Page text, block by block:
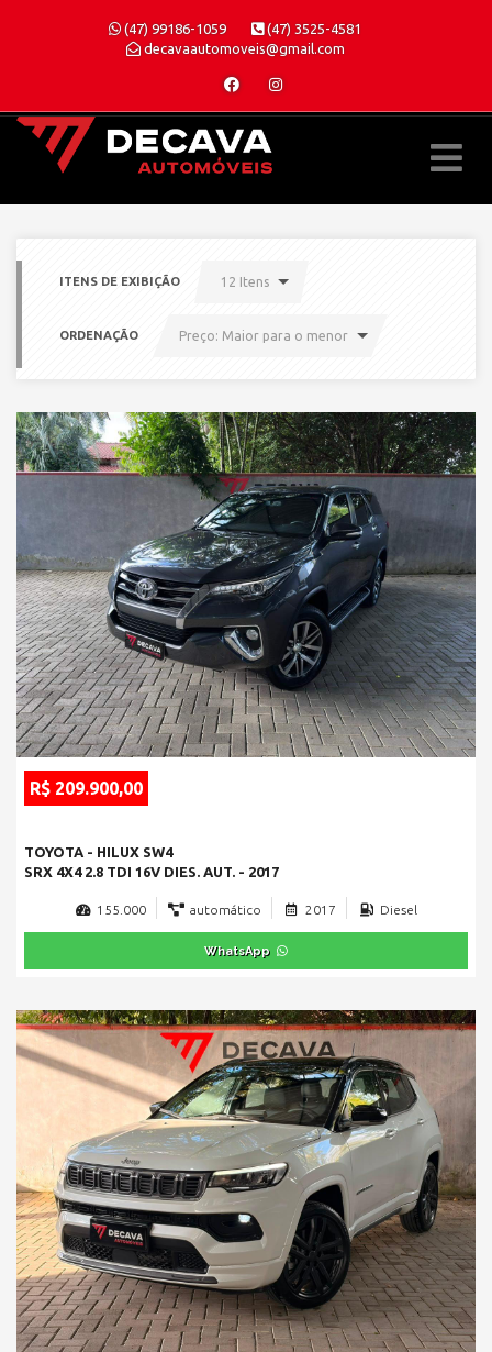
(47) 99186-1059
(47) 3525-4581
decavaautomoveis@gmail.com
ITENS DE EXIBIÇÃO 12 Itens
ORDENAÇÃO Preço: Maior para o menor
R$ 209.900,00
TOYOTA - HILUX SW4
SRX 4X4 2.8 TDI 16V DIES. AUT. - 2017
155.000 automático 2017 Diesel
WhatsApp